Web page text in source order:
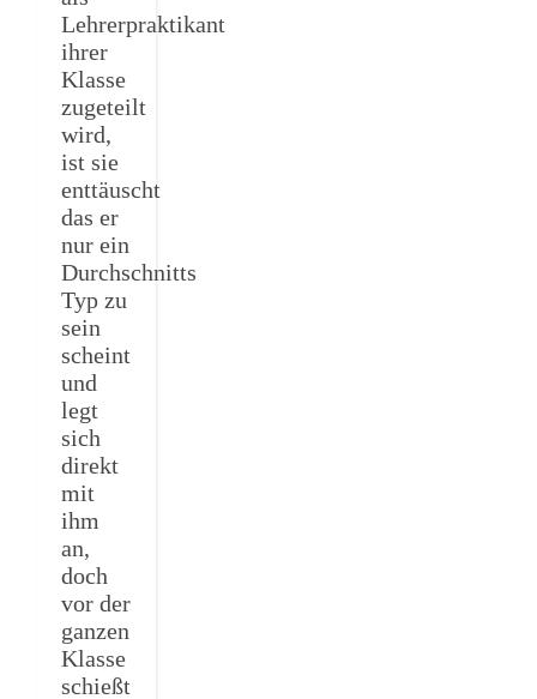
Lehrerpraktikant
ihrer
Klasse
zugeteilt
wird,
ist sie
enttäuscht
das er
nur ein
Durchschnitts
Typ zu
sein
scheint
und
legt
sich
direkt
mit
ihm
an,
doch
vor der
ganzen
Klasse
schießt